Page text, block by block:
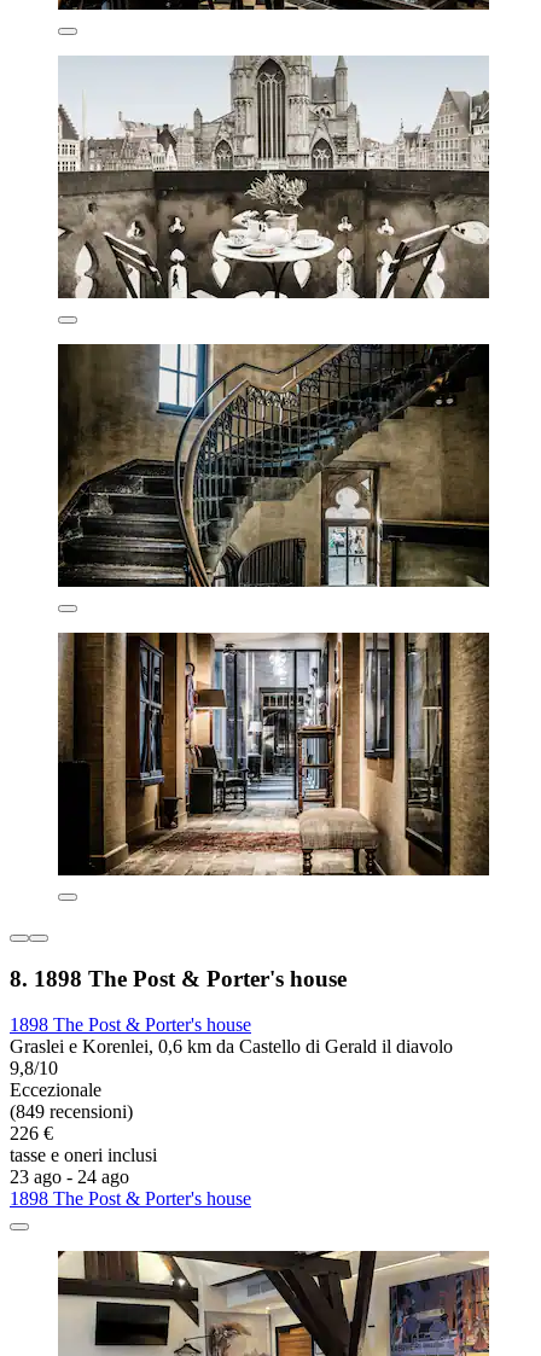
8. 1898 The Post & Porter's house
1898 The Post & Porter's house
Graslei e Korenlei, 0,6 km da Castello di Gerald il diavolo
9,8/10
Eccezionale
(849 recensioni)
226 €
tasse e oneri inclusi
23 ago - 24 ago
1898 The Post & Porter's house